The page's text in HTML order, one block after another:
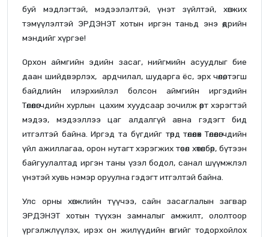
буй мэдлэгтэй, мэдээлэлтэй, үнэт зүйлтэй, хөгжих
тэмүүлэлтэй ЭРДЭНЭТ хотын иргэн таньд энэ өдрийн
мэндийг хүргэе!
Орхон аймгийн эдийн засаг, нийгмийн асуудлыг бие
даан шийдвэрлэх, ардчилал, шударга ёс, эрх чөлөө, тэгш
байдлийн илэрхийлэл болсон аймгийн иргэдийн
Төлөөлөгчдийн хурлын цахим хуудсаар зочилж өөрт хэрэгтэй
мэдээ, мэдээллээ цаг алдалгүй авна гэдэгт бид
итгэлтэй байна. Иргэд та бүгдийг төрд төлөөлөх Төлөөлөгчдийн
үйл ажиллагаа, орон нутагт хэрэгжих төсөл хөтөлбөр, бүтээн
байгуулалтад иргэн таны үзэл бодол, санал шүүмжлэл
үнэтэй хувь нэмэр оруулна гэдэгт итгэлтэй байна.
Улс орны хөгжлийн түүчээ, сайн засаглалын загвар
ЭРДЭНЭТ хотын түүхэн замналыг амжилт, ололтоор
үргэлжлүүлэх, ирэх он жилүүдийн өнгийг тодорхойлох